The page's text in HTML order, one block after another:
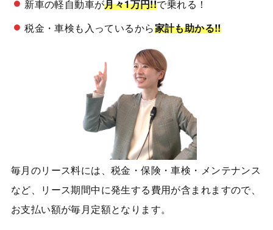
新車の軽自動車が月々1万円!!で乗れる！
税金・車検も入っているから家計も助かる!!
毎月のリース料には、税金・保険・車検・メンテナンス
など、リース期間中に発生する費用が含まれますので、
お支払い額が毎月定額となります。